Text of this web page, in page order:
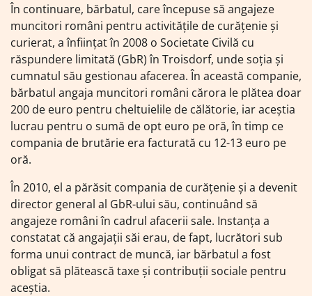
În continuare, bărbatul, care începuse să angajeze
muncitori români pentru activitățile de curățenie și
curierat, a înființat în 2008 o Societate Civilă cu
răspundere limitată (GbR) în Troisdorf, unde soția și
cumnatul său gestionau afacerea. În această companie,
bărbatul angaja muncitori români cărora le plătea doar
200 de euro pentru cheltuielile de călătorie, iar aceștia
lucrau pentru o sumă de opt euro pe oră, în timp ce
compania de brutărie era facturată cu 12-13 euro pe
oră.
În 2010, el a părăsit compania de curățenie și a devenit
director general al GbR-ului său, continuând să
angajeze români în cadrul afacerii sale. Instanța a
constatat că angajații săi erau, de fapt, lucrători sub
forma unui contract de muncă, iar bărbatul a fost
obligat să plătească taxe și contribuții sociale pentru
aceștia.